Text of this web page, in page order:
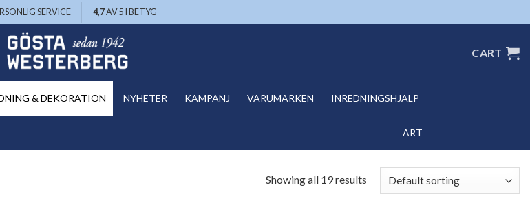
SERVICE 4,7AV 5 I BETYG
CART
& DEKORATION NYHETER KAMPANJ VARUMÄRKEN INREDNINGSHJÄLP
ART
Showing all 19 results